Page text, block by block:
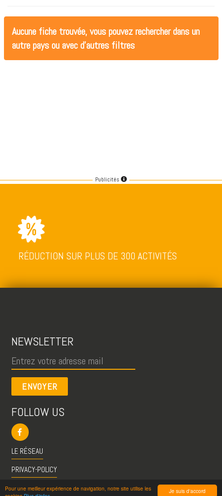
Je suis d'accord
Pour une meilleur expérience de navigation, notre site utilise les
Aucune fiche trouvée, vous pouvez rechercher dans un
autre pays ou avec d'autres filtres
Publicités
RÉDUCTION SUR PLUS DE 300 ACTIVITÉS
NEWSLETTER
ENVOYER
FOLLOW US
LE RÉSEAU
PRIVACY-POLICY
CGU